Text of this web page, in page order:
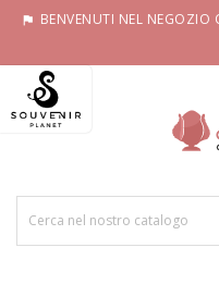

BENVENUTI NEL NEGOZIO